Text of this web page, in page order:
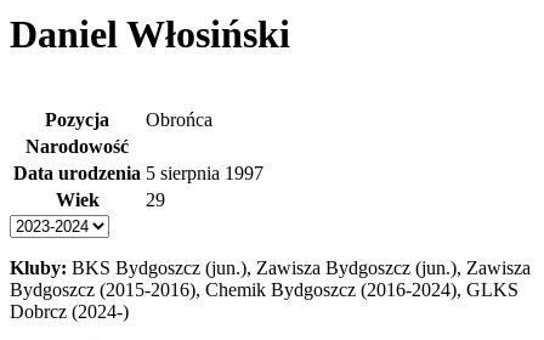
Daniel Włosiński
Pozycja
Obrońca
Narodowość
Data urodzenia 5 sierpnia 1997
Wiek
29
Kluby: BKS Bydgoszcz (jun.), Zawisza Bydgoszcz (jun.), Zawisza
Bydgoszcz (2015-2016), Chemik Bydgoszcz (2016-2024), GLKS
Dobrcz (2024-)